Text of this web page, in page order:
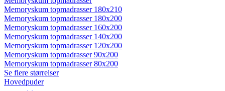
Memoryskum topmadrasser 180x210
Memoryskum topmadrasser 180x200
Memoryskum topmadrasser 160x200
Memoryskum topmadrasser 140x200
Memoryskum topmadrasser 120x200
Memoryskum topmadrasser 90x200
Memoryskum topmadrasser 80x200
Se flere størrelser
Hovedpuder